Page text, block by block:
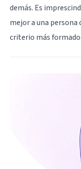
demás. Es
mejor a una
criterio más formado